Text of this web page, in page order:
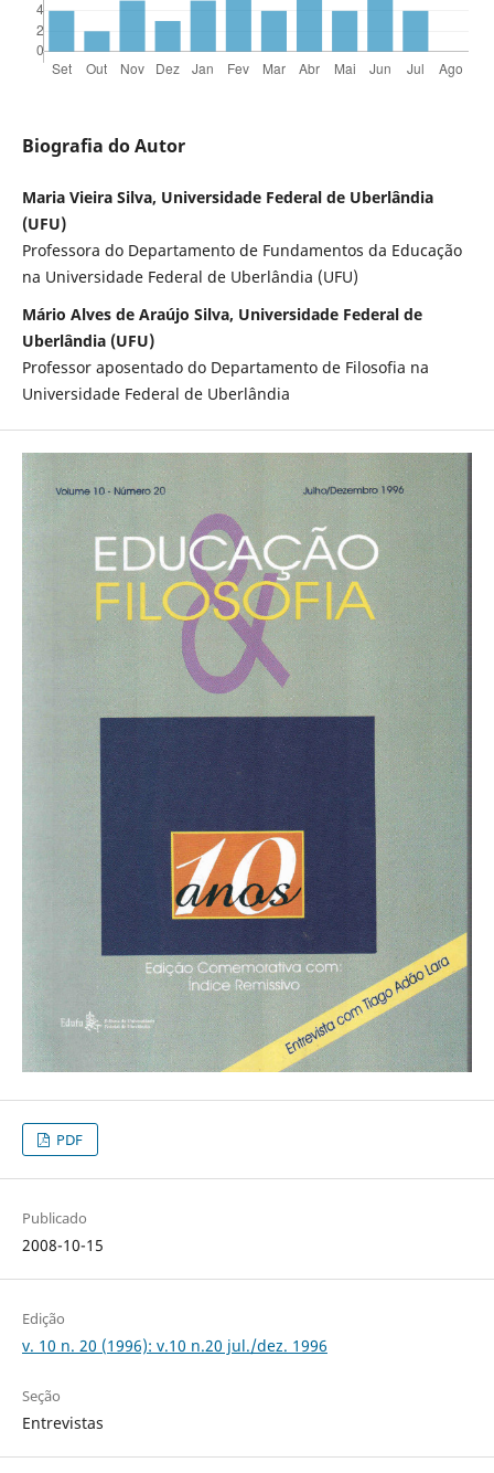
Biografia do Autor
Maria Vieira Silva, Universidade Federal de Uberlândia
(UFU)
Professora do Departamento de Fundamentos da Educação
na Universidade Federal de Uberlândia (UFU)
Mário Alves de Araújo Silva, Universidade Federal de
Uberlândia (UFU)
Professor aposentado do Departamento de Filosofia na
Universidade Federal de Uberlândia
PDF
Publicado
2008-10-15
Edição
v. 10 n. 20 (1996): v.10 n.20 jul./dez. 1996
Seção
Entrevistas